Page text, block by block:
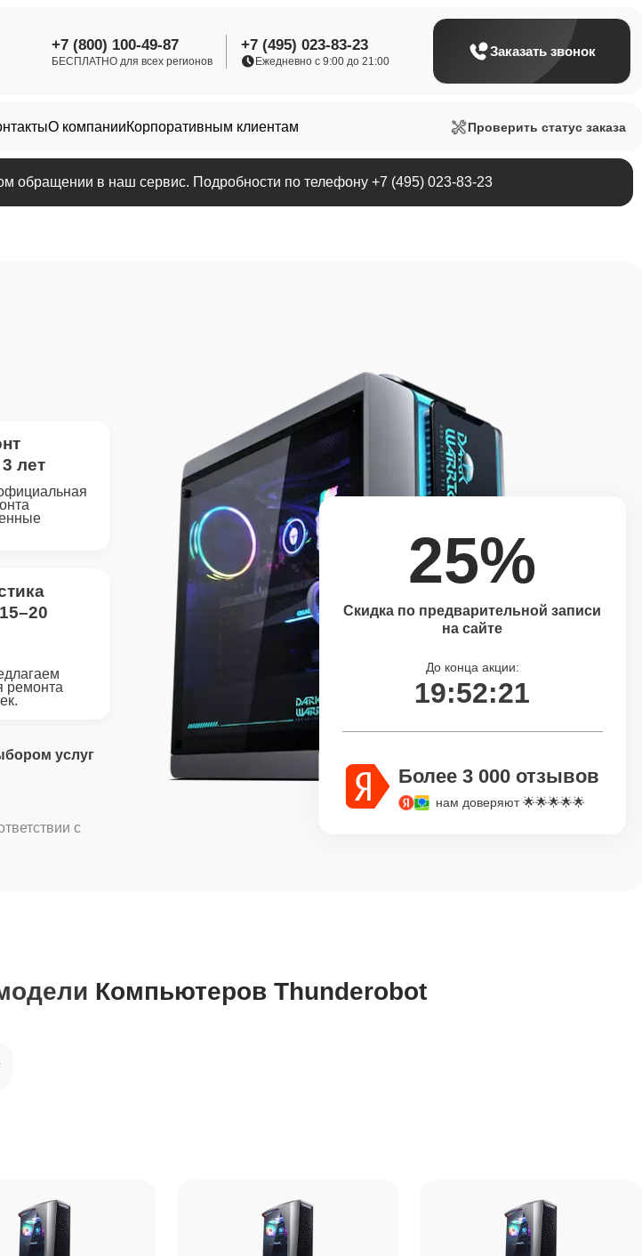
+7 (800) 100-49-87
БЕСПЛАТНО для всех регионов
+7 (495) 023-83-23
Ежедневно с 9:00 до 21:00
Заказать звонок
О компанииКорпоративным клиентам Проверить статус заказа
обращении в наш сервис. Подробности по телефону +7 (495) 023-83-23
лет
ремонта
услуг
с
25%
Скидка по предварительной записи
на сайте
До конца акции:
19:52:20
Более 3 000 отзывов
нам доверяют 🌟🌟🌟🌟🌟
Компьютеров Thunderobot